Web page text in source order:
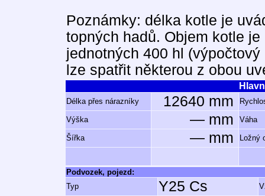
Poznámky: délka kotle je
topných hadů. Objem kotle
jednotných 400 hl
lze spatřit některou z obou
Délka přes nárazníky 12640 mm
Výška — mm Váha
Šířka — mm Ložný
Podvozek, pojezd:
Typ
Y25 Cs